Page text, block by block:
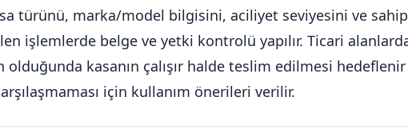
türünü, marka/model bilgisini, aciliyet seviyesini ve
işlemlerde belge ve yetki kontrolü yapılır. Ticari
olduğunda kasanın çalışır halde teslim edilmesi
için kullanım önerileri verilir.